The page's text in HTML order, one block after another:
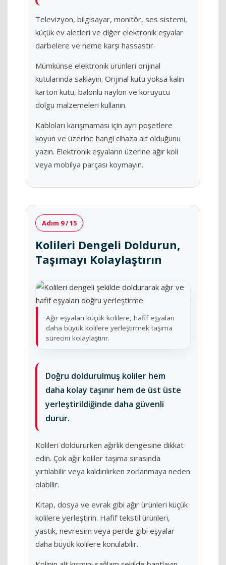
Televizyon, bilgisayar, monitör, ses sistemi,
küçük ev aletleri ve diğer elektronik eşyalar
darbelere ve neme karşı hassastır.
Mümkünse elektronik ürünleri orijinal
kutularında saklayın. Orijinal kutu yoksa kalın
karton kutu, balonlu naylon ve koruyucu
dolgu malzemeleri kullanın.
Kabloları karışmaması için ayrı poşetlere
koyun ve üzerine hangi cihaza ait olduğunu
yazın. Elektronik eşyaların üzerine ağır koli
veya mobilya parçası koymayın.
Adım 9 / 15
Kolileri Dengeli Doldurun,
Taşımayı Kolaylaştırın
Ağır eşyaları küçük kolilere, hafif eşyaları
daha büyük kolilere yerleştirmek taşıma
sürecini kolaylaştırır.
Doğru doldurulmuş koliler hem
daha kolay taşınır hem de üst üste
yerleştirildiğinde daha güvenli
durur.
Kolileri doldururken ağırlık dengesine dikkat
edin. Çok ağır koliler taşıma sırasında
yırtılabilir veya kaldırılırken zorlanmaya neden
olabilir.
Kitap, dosya ve evrak gibi ağır ürünleri küçük
kolilere yerleştirin. Hafif tekstil ürünleri,
yastık, nevresim veya perde gibi eşyalar
daha büyük kolilere konulabilir.